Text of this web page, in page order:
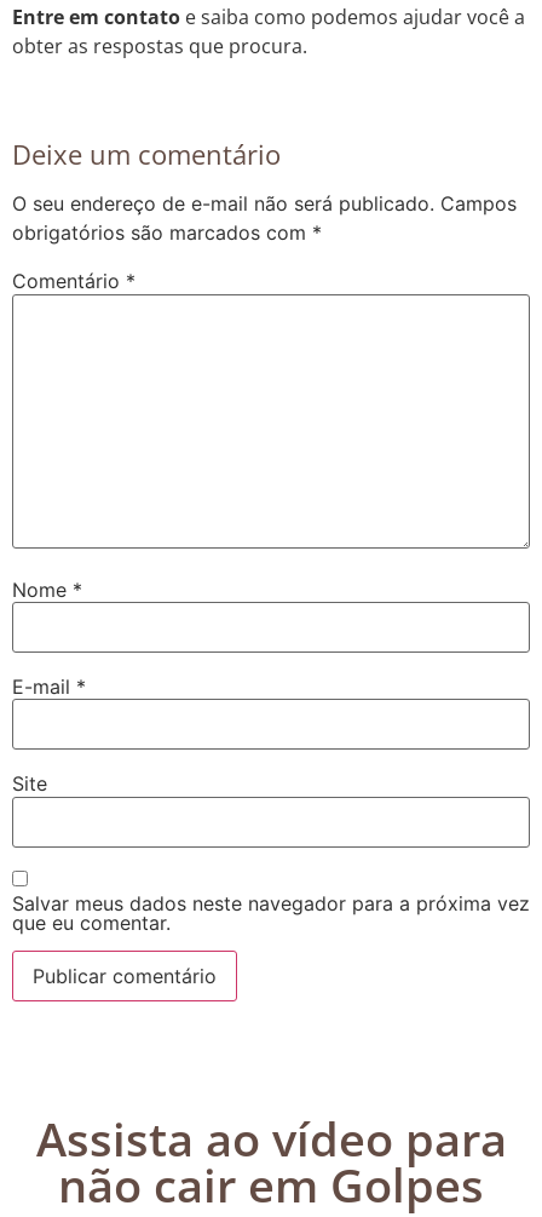
Entre em contato e saiba como podemos ajudar você a
obter as respostas que procura.
Deixe um comentário
O seu endereço de e-mail não será publicado. Campos
obrigatórios são marcados com *
Comentário *
Nome *
E-mail *
Site
Salvar meus dados neste navegador para a próxima vez
que eu comentar.
Assista ao vídeo para
não cair em Golpes